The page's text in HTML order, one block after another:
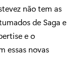
não tem as
de Saga e
e o
essas novas